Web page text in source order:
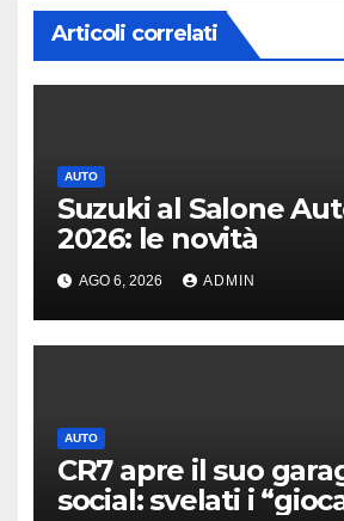
Articoli correlati
AUTO
Suzuki al Salone
2026: le novità
AGO 6, 2026 ADMIN
AUTO
CR7 apre il suo
social: svelati i